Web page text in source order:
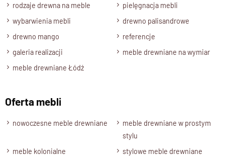
rodzaje drewna na meble
pielęgnacja mebli
wybarwienia mebli
drewno palisandrowe
drewno mango
referencje
galeria realizacji
meble drewniane na wymiar
meble drewniane Łódź
Oferta mebli
nowoczesne meble drewniane
meble drewniane w prostym
stylu
meble kolonialne
stylowe meble drewniane